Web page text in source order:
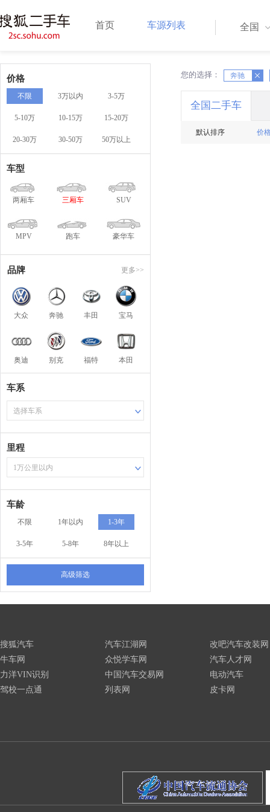
首页 车源列表 全国
价格
不限 3万以内 3-5万
5-10万 10-15万 15-20万
20-30万 30-50万 50万以上
车型
两厢车 三厢车 SUV
MPV 跑车 豪华车
品牌 更多>>
大众 奔驰 丰田 宝马
奥迪 别克 福特 本田
车系
选择车系
里程
1万公里以内
车龄
不限 1年以内 1-3年
3-5年 5-8年 8年以上
高级筛选
您的选择： 奔驰
X X
全国二手车
默认排序 价
搜狐汽车
牛车网
力洋VIN识别
驾校一点通
汽车江湖网
众悦学车网
中国汽车交易网
列表网
改吧汽车改装网
汽车人才网
电动汽车
皮卡网